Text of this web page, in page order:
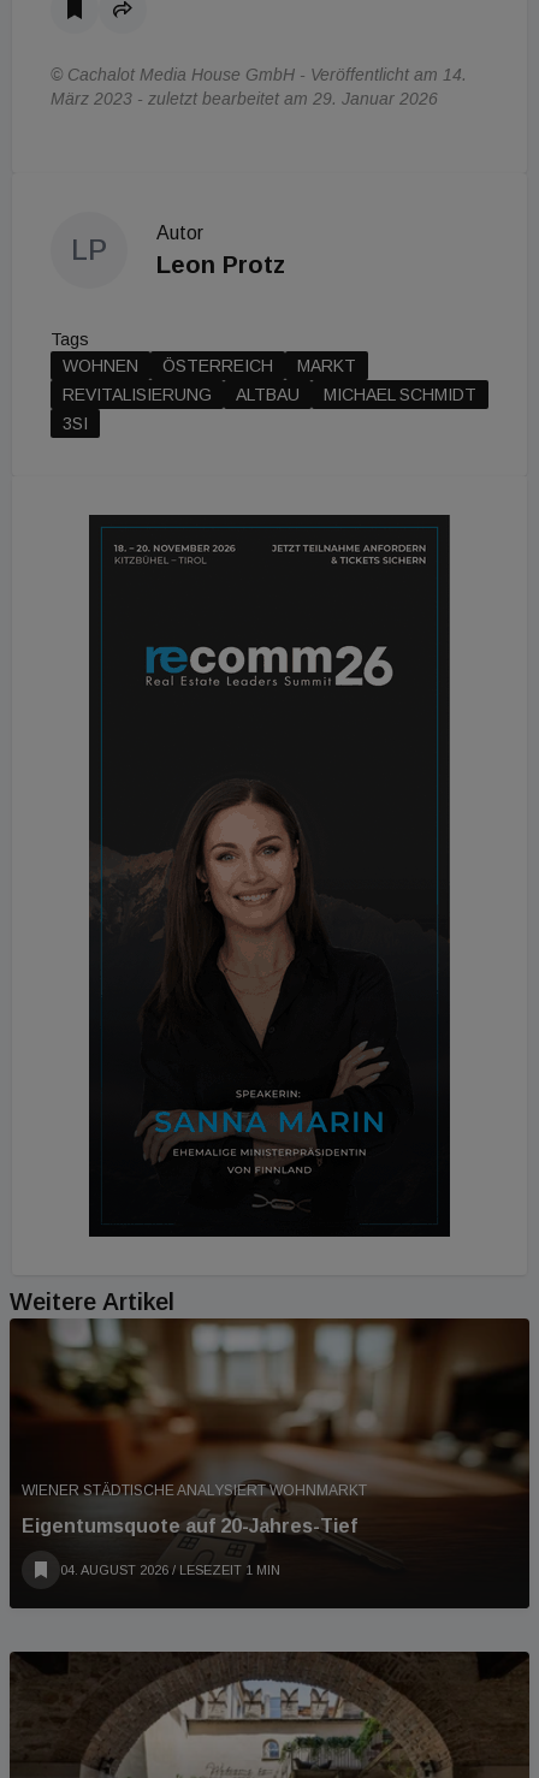
© Cachalot Media House GmbH - Veröffentlicht am 14.
März 2023 - zuletzt bearbeitet am 29. Januar 2026
LP
Autor
Leon Protz
Tags
WOHNEN
ÖSTERREICH
MARKT
REVITALISIERUNG
ALTBAU
MICHAEL SCHMIDT
3SI
Weitere Artikel
WIENER STÄDTISCHE ANALYSIERT WOHNMARKT
Eigentumsquote auf 20-Jahres-Tief
04. AUGUST 2026 / LESEZEIT 1 MIN